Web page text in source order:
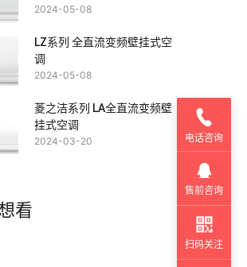
电话咨询
售前咨询
扫码关注
2024-05-08
LZ系列 全直流变频壁挂式空
调
2024-05-08
菱之洁系列 LA全直流变频壁
挂式空调
2024-03-20
看